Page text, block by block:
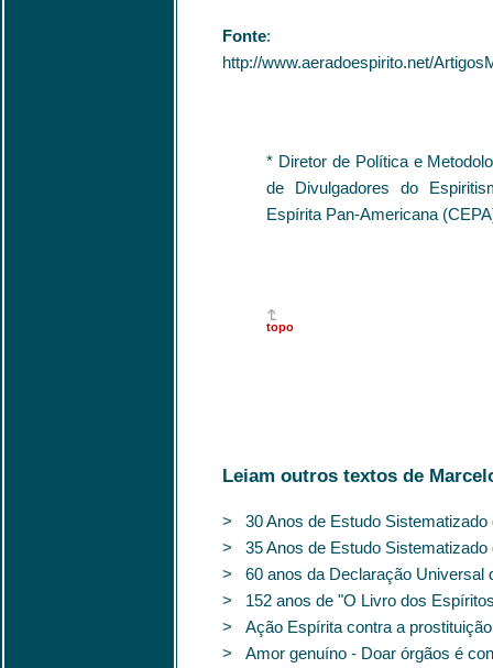
Fonte:
http://www.aeradoespirito.net/
* Diretor de Política e
de Divulgadores do
Espírita Pan-Americana
topo
Leiam outros textos de
> 30 Anos de Estudo Sistematizado
> 35 Anos de Estudo Sistematizado
> 60 anos da Declaração Universal
> 152 anos de "O Livro dos
> Ação Espírita contra a prostituição
> Amor genuíno - Doar órgãos é